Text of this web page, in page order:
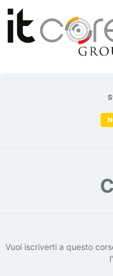
Vuoi iscriverti a questo